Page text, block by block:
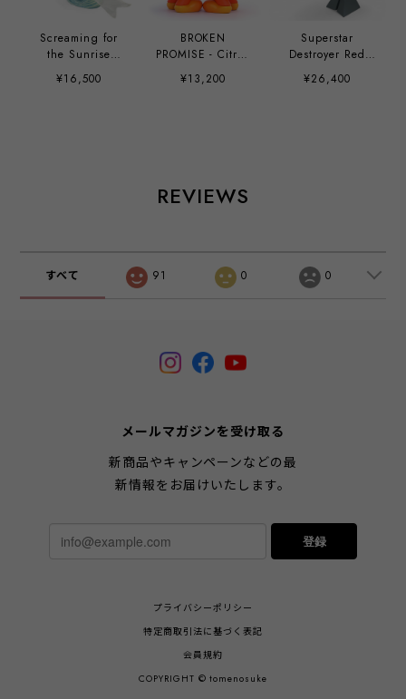
Screaming for
the Sunrise
Original by Y.
Yamamoto
¥16,500
BROKEN
PROMISE - Citrus
Sherbert by
Anthony
¥13,200
Superstar
Destroyer Red
and Black three
stripes by Bill
¥26,400
REVIEWS
すべて 91 0 0
メールマガジンを受け取る
新商品やキャンペーンなどの最
新情報をお届けいたします。
登録
プライバシーポリシー
特定商取引法に基づく表記
会員規約
COPYRIGHT © tomenosuke